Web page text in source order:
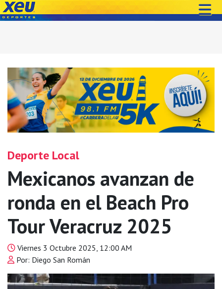
Deporte Local
Mexicanos avanzan de
ronda en el Beach Pro
Tour Veracruz 2025
Viernes 3 Octubre 2025, 12:00 AM
Por: Diego San Román